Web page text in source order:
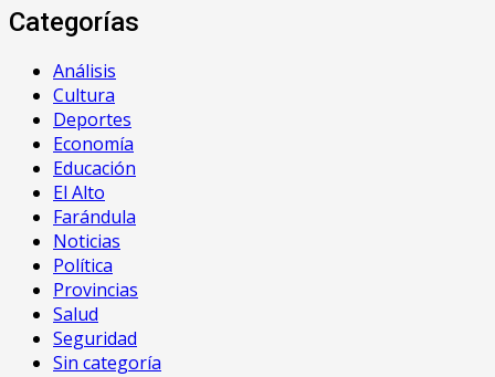
Categorías
Análisis
Cultura
Deportes
Economía
Educación
El Alto
Farándula
Noticias
Política
Provincias
Salud
Seguridad
Sin categoría